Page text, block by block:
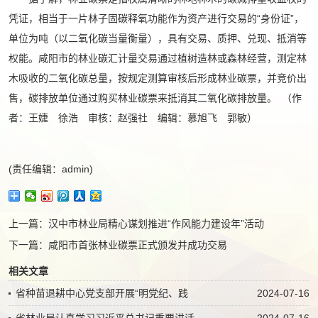
凭证，相当于一片林子固碳释氧功能作为资产进行交易的“身份证”，
单位为吨（以二氧化碳当量衡量），具有交易、质押、兑现、抵消等
权能。咸阳市的林业碳汇计量交易通过植树造林或森林经营，测定林
木吸收的二氧化碳总量，按规定测算审核后形成林业碳票，并竞价出
售，碳排放单位通过购买林业碳票来抵消其二氧化碳排放量。 （作
者：王婕 徐浩 审核：赵强社 编辑：慕旭飞 郭敏）
(责任编辑：admin)
上一篇： 汉中市林业局精心谋划推进“作风能力建设年”活动
下一篇： 咸阳市首张林业碳票正式颁发并成功交易
相关文章
2024-07-16
省种苗退耕中心党支部开展“明党纪、践